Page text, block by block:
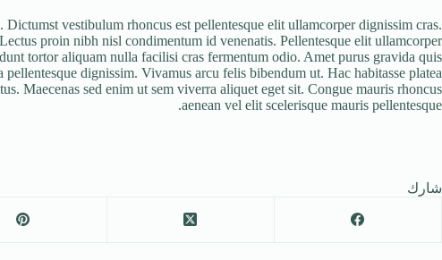
vestibulum rhoncus est pellentesque elit ullamcorper dignissim cras.
proin nibh nisl condimentum id venenatis. Pellentesque elit ullamcorper
tortor aliquam nulla facilisi cras fermentum odio. Amet purus gravida quis
dignissim. Vivamus arcu felis bibendum ut. Hac habitasse platea
Maecenas sed enim ut sem viverra aliquet eget sit. Congue mauris rhoncus
aenean vel elit scelerisque mauris pellentesque.
شارك